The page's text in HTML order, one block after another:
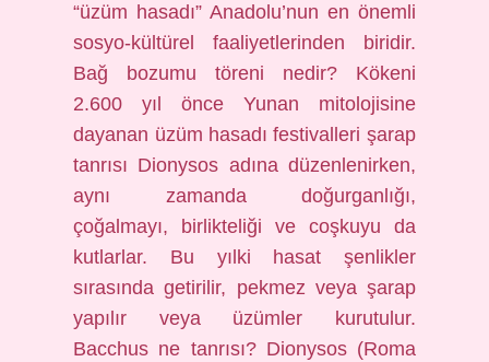
“üzüm hasadı” Anadolu’nun en önemli
sosyo-kültürel faaliyetlerinden biridir.
Bağ bozumu töreni nedir? Kökeni
2.600 yıl önce Yunan mitolojisine
dayanan üzüm hasadı festivalleri şarap
tanrısı Dionysos adına düzenlenirken,
aynı zamanda doğurganlığı,
çoğalmayı, birlikteliği ve coşkuyu da
kutlarlar. Bu yılki hasat şenlikler
sırasında getirilir, pekmez veya şarap
yapılır veya üzümler kurutulur.
Bacchus ne tanrısı? Dionysos (Roma